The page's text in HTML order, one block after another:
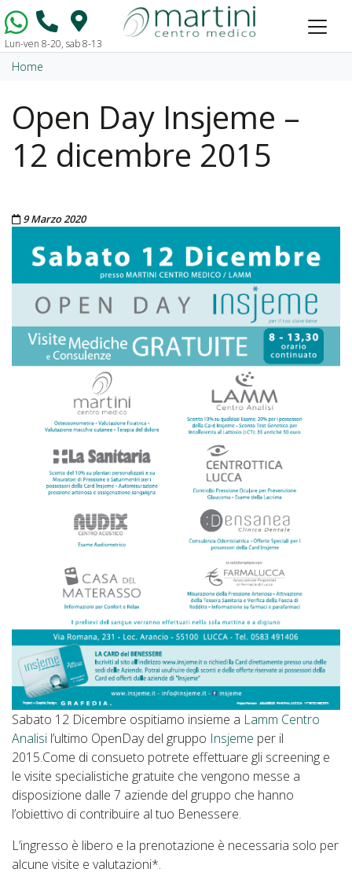
Vai al contenuto
Lun-ven 8-20, sab 8-13
Home
Open Day Insjeme –
12 dicembre 2015
Pubblicato il
9 Marzo 2020
Sabato 12 Dicembre ospitiamo insieme a Lamm Centro
Analisi l’ultimo OpenDay del gruppo Insjeme per il
2015.Come di consueto potrete effettuare gli screening e
le visite specialistiche gratuite che vengono messe a
disposizione dalle 7 aziende del gruppo che hanno
l’obiettivo di contribuire al tuo Benessere.
L’ingresso è libero e la prenotazione è necessaria solo per
alcune visite e valutazioni*.